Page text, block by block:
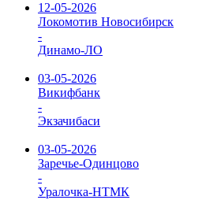
12-05-2026
Локомотив Новосибирск
-
Динамо-ЛО
03-05-2026
Викифбанк
-
Экзачибаси
03-05-2026
Заречье-Одинцово
-
Уралочка-НТМК